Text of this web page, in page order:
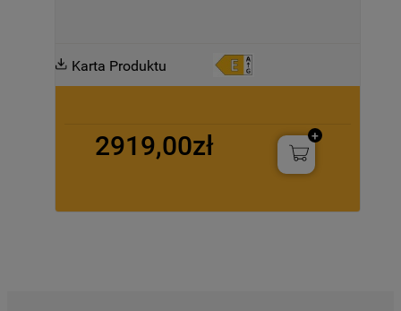
Karta Produktu
2919,00zł